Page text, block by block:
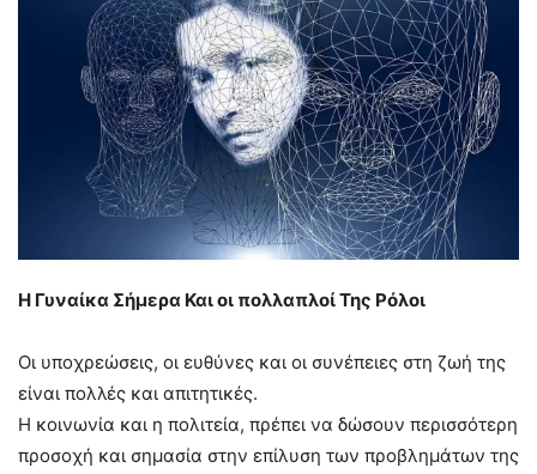
Η Γυναίκα Σήμερα Και οι πολλαπλοί Της Ρόλοι
Οι υποχρεώσεις, οι ευθύνες και οι συνέπειες στη ζωή της
είναι πολλές και απιτητικές.
Η κοινωνία και η πολιτεία, πρέπει να δώσουν περισσότερη
προσοχή και σημασία στην επίλυση των προβλημάτων της